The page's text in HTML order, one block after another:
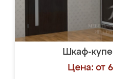
Шкаф-
Цена: от